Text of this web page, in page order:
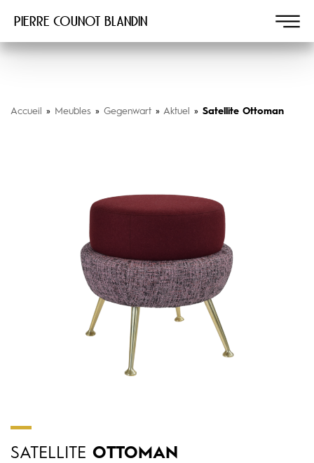
Pierre COUNOT BLANDIN
Accueil » Meubles » Gegenwart » Aktuel » Satellite Ottoman
SATELLITE OTTOMAN